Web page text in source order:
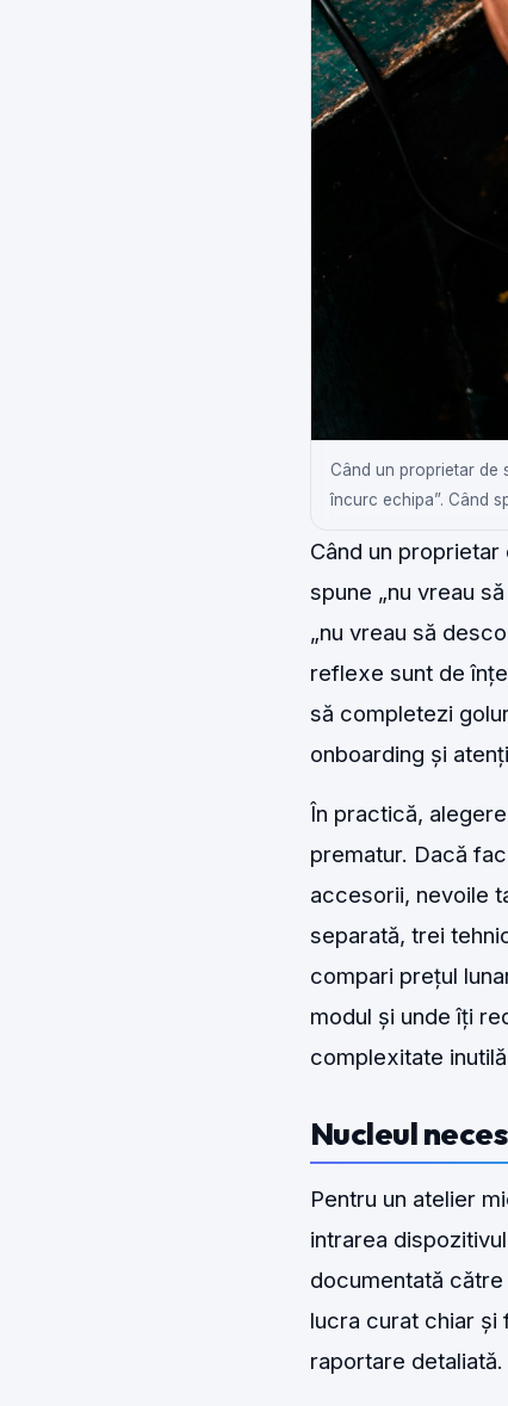
Când un proprietar de
încurc echipa”. Când
Când un
spune „nu vreau
„nu vreau să
reflexe sunt de
să completezi
onboarding și
În practică,
prematur. Dacă
accesorii, nevoile
separată, trei
compari prețul
modul și unde îți
complexitate
Nucleul
Pentru un atelier
intrarea
documentată
lucra curat chiar și
raportare